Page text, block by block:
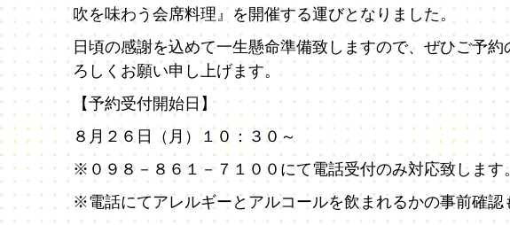
吹を味わう会席料理』を開催する運びとなりました。
日頃の感謝を込めて一生懸命準備致しますので、ぜひご予
ろしくお願い申し上げます。
【予約受付開始日】
８月２６日（月）１０：３０～
※０９８－８６１－７１００にて電話受付のみ対応致します
※電話にてアレルギーとアルコールを飲まれるかの事前確認